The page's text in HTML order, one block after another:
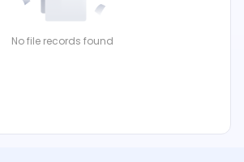
No file records found